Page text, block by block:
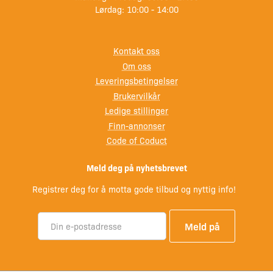
– Batteri: 4400mAh (kan brukes som powerbank)
– Avspillingsmodus: Bluetooth, AUX, SD-kort
– Innebygde EQ-moduser: 3 (3D/Bass Boost/Vocal)
– Mikrofon: Integrert med handsfree-funksjon
Lørdag: 10:00 - 14:00
Kontakt oss
Om oss
Leveringsbetingelser
Brukervilkår
Ledige stillinger
Finn-annonser
Code of Coduct
Meld deg på nyhetsbrevet
Registrer deg for å motta gode tilbud og nyttig info!